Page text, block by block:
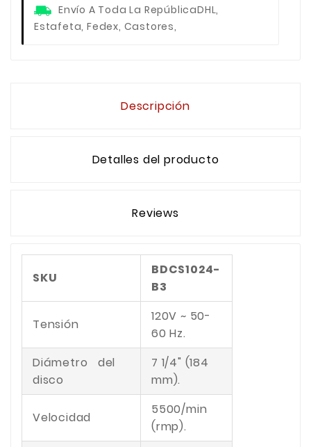
Envío A Toda La RepúblicaDHL,
Estafeta, Fedex, Castores,
Descripción
Detalles del producto
Reviews
SKU
BDCS1024-
B3
Tensión
120V ~ 50-
60 Hz.
Diámetro del
disco
7 1/4" (184
mm).
Velocidad
5500/min
(rmp).